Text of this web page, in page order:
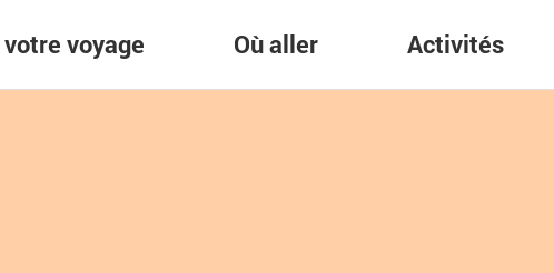
voyage Où aller Activités